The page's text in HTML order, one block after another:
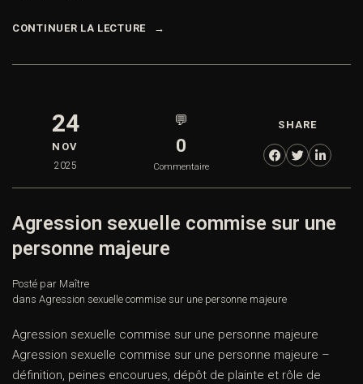
CONTINUER LA LECTURE
24
NOV
2025
💬
0
Commentaire
SHARE
Agression sexuelle commise sur une
personne majeure
Posté par Maître
dans Agression sexuelle commise sur une personne majeure
Agression sexuelle commise sur une personne majeure
Agression sexuelle commise sur une personne majeure –
définition, peines encourues, dépôt de plainte et rôle de